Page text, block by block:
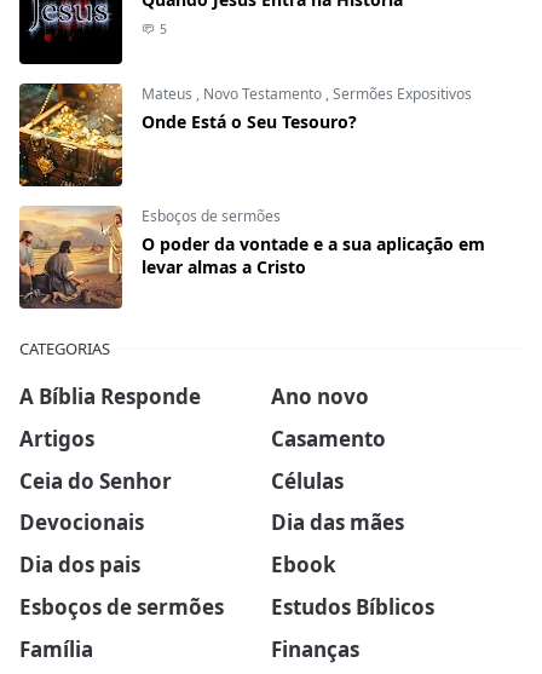
5
Mateus , Novo Testamento ,Sermões Expositivos
Onde Está o Seu Tesouro?
Esboços de sermões
O poder da vontade e a sua aplicação em
levar almas a Cristo
CATEGORIAS
A Bíblia Responde
Ano novo
Artigos
Casamento
Ceia do Senhor
Células
Devocionais
Dia das mães
Dia dos pais
Ebook
Esboços de sermões
Estudos Bíblicos
Família
Finanças